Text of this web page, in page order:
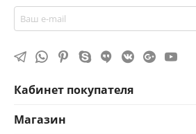
Кабинет покупателя
Магазин